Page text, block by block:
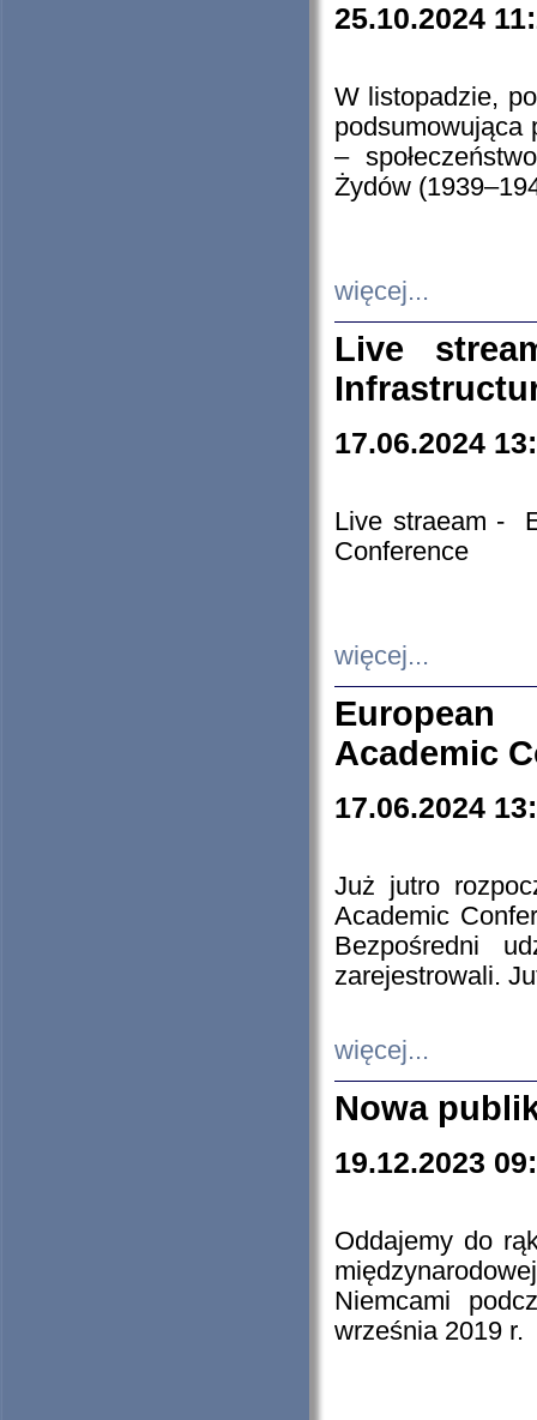
25.10.2024
W listopadzie,
podsumowująca
–
Żydów
więcej...
Live
17.06.2024
Live straeam -
Conference
więcej...
European
Academic
17.06.2024
Już jutro
Academic
Bezpośredni
zarejestrowali.
więcej...
Nowa
19.12.2023
Oddajemy do
Niemcami
września 2019 r.